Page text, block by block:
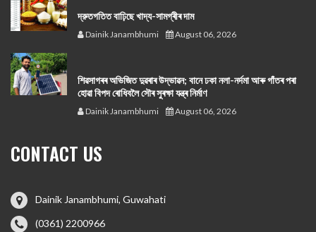
দ্রুতগতিত বাঢ়িছে খাদ্য-সামগ্ৰীৰ দাম
Dainik Janambhumi August 06, 2026
শিৱসাগৰৰ অভিজিত দুৱৰাৰ উদ্ভাৱন; বানে ঢকা নলা-নৰ্দমা আৰু গাঁতৰ পৰা
হোৱা বিপদ ৰোধিবলৈ সৌৰ সুৰক্ষা যন্ত্ৰ নিৰ্মাণ
Dainik Janambhumi August 06, 2026
CONTACT US
Dainik Janambhumi, Guwahati
(0361) 2200966